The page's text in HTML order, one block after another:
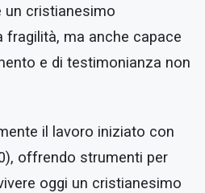
cristianesimo
fragilità, ma anche capace
e di testimonianza non
il lavoro iniziato con
offrendo strumenti per
oggi un cristianesimo